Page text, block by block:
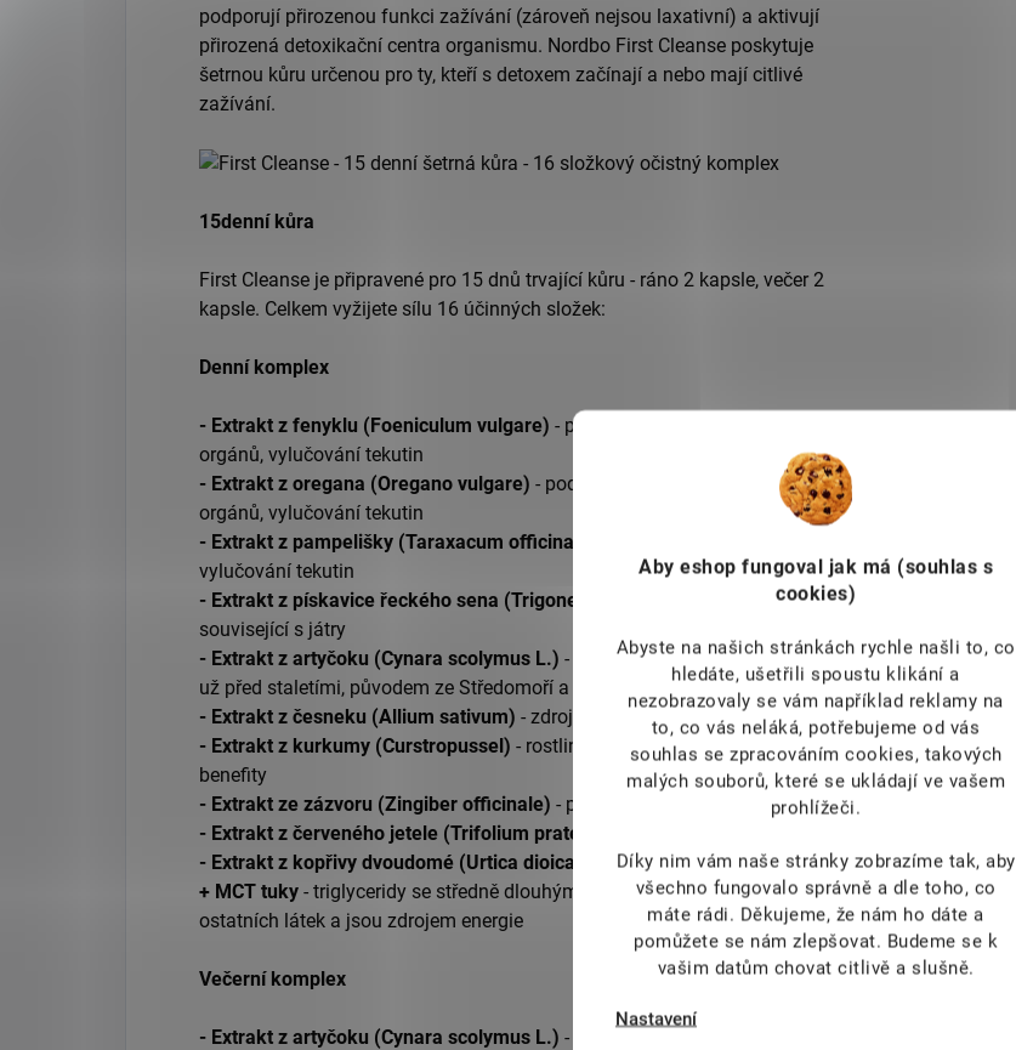
Aby eshop fungoval jak má (souhlas s
cookies)
Abyste na našich stránkách rychle našli to, co
hledáte, ušetřili spoustu klikání a
nezobrazovaly se vám například reklamy na
to, co vás neláká, potřebujeme od vás
souhlas se zpracováním cookies, takových
malých souborů, které se ukládají ve vašem
prohlížeči.
Díky nim vám naše stránky zobrazíme tak, aby
všechno fungovalo správně a dle toho, co
máte rádi. Děkujeme, že nám ho dáte a
pomůžete se nám zlepšovat. Budeme se k
vašim datům chovat citlivě a slušně.
Nastavení
podporují přirozenou funkci zažívání (zároveň nejsou laxativní) a aktivují
přirozená detoxikační centra organismu. Nordbo First Cleanse poskytuje
šetrnou kůru určenou pro ty, kteří s detoxem začínají a nebo mají citlivé
zažívání.
15denní kůra
First Cleanse je připravené pro 15 dnů trvající kůru - ráno 2 kapsle, večer 2
kapsle. Celkem vyžijete sílu 16 účinných složek:
Denní komplex
- Extrakt z fenyklu (Foeniculum vulgare) - podpora detoxikace jater a dalších
orgánů, vylučování tekutin
- Extrakt z oregana (Oregano vulgare) - podpora detoxikace jater a dalších
orgánů, vylučování tekutin
- Extrakt z pampelišky (Taraxacum officinale)
vylučování tekutin
- Extrakt z pískavice řeckého sena (Trigonelle foenum-graecum)
- antioxidant
související s játry
- Extrakt z artyčoku (Cynara scolymus L.) - zelenina, která se u nás používala
už před staletími, původem ze Středomoří a Jižní Ameriky
- Extrakt z česneku (Allium sativum) - zdroj antioxidantů, činnost jater a ledvin
- Extrakt z kurkumy (Curstropussel) - rostlinka s několika sty potvrzenými
benefity
- Extrakt ze zázvoru (Zingiber officinale) - podpora funkčnosti trávení
- Extrakt z červeného jetele (Trifolium pratense)
- Extrakt z kopřivy dvoudomé (Urtica dioica)
- očista jater a ledvin
+ MCT tuky - triglyceridy se středně dlouhým řetězcem, zlepšují vstřebání
ostatních látek a jsou zdrojem energie
Večerní komplex
- Extrakt z artyčoku (Cynara scolymus L.) - činnost jater